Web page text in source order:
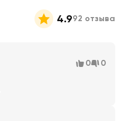
4.992 отзыва
0 0